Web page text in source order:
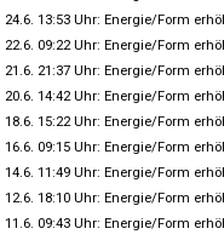
24.6. 13:53 Uhr: Energie/Form
22.6. 09:22 Uhr: Energie/Form
21.6. 21:37 Uhr: Energie/Form
20.6. 14:42 Uhr: Energie/Form
18.6. 15:22 Uhr: Energie/Form
16.6. 09:15 Uhr: Energie/Form
14.6. 11:49 Uhr: Energie/Form
12.6. 18:10 Uhr: Energie/Form
11.6. 09:43 Uhr: Energie/Form